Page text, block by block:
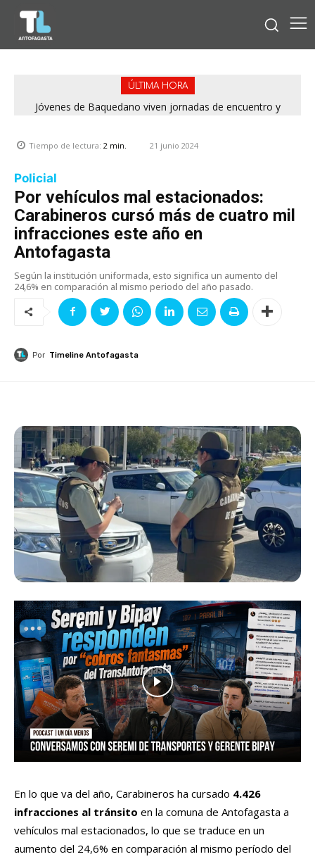
ÚLTIMA HORA
Jóvenes de Baquedano viven jornadas de encuentro y
Tiempo de lectura: 2 min. 21 junio 2024
Policial
Por vehículos mal estacionados:
Carabineros cursó más de cuatro mil
infracciones este año en
Antofagasta
Según la institución uniformada, esto significa un aumento del
24,6% en comparación al mismo periodo del año pasado.
Por Timeline Antofagasta
En lo que va del año, Carabineros ha cursado 4.426
infracciones al tránsito en la comuna de Antofagasta a
vehículos mal estacionados, lo que se traduce en un
aumento del 24,6% en comparación al mismo período del